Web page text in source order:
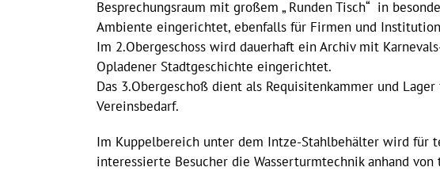
Besprechungsraum mit großem „ Runden Tisch“ in
Ambiente eingerichtet, ebenfalls für Firmen und
Im 2.Obergeschoss wird dauerhaft ein Archiv mit
Opladener Stadtgeschichte eingerichtet.
Das 3.Obergeschoß dient als Requisitenkammer und Lager
Vereinsbedarf.
Im Kuppelbereich unter dem Intze-Stahlbehälter wird für
interessierte Besucher die Wasserturmtechnik anhand von